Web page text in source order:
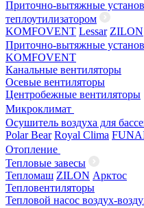
Приточно-вытяжные
теплоутилизатором
KOMFOVENT Lessar ZILON
Приточно-вытяжные
KOMFOVENT
Канальные вентиляторы
Осевые вентиляторы
Центробежные вентиляторы
Микроклимат
Осушитель воздуха для
Polar Bear Royal Clima
Отопление
Тепловые завесы
Тепломаш ZILON Арктос
Тепловентиляторы
Тепловой насос воздух-